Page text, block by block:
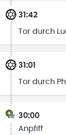
31:42
Tor durch
31:01
Tor durch
30:00
Anpfiff